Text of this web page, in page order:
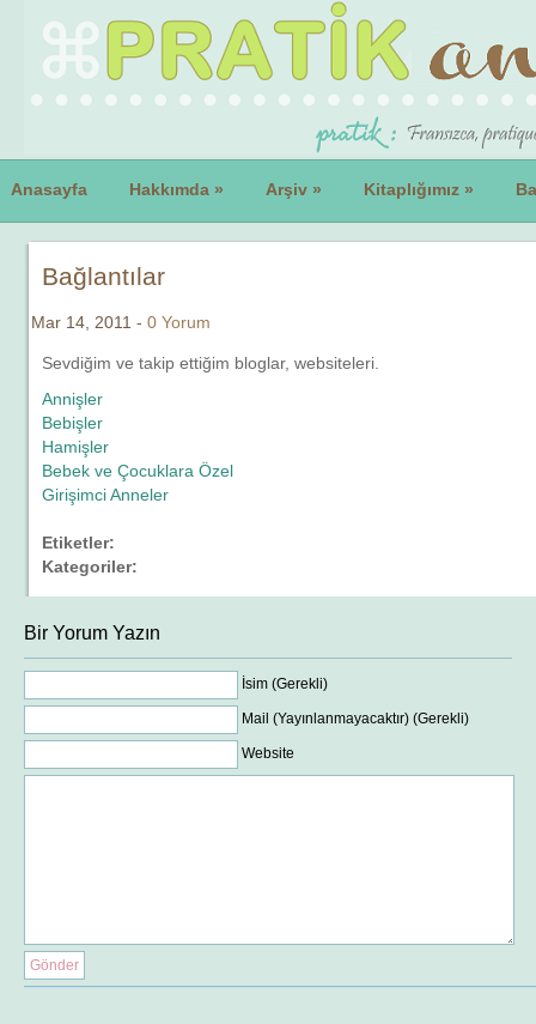
Anasayfa Hakkımda » Arşiv » Kitaplığımız »
Bağlantılar
Mar 14, 2011 - 0 Yorum
Sevdiğim ve takip ettiğim bloglar, websiteleri.
Annişler
Bebişler
Hamişler
Bebek ve Çocuklara Özel
Girişimci Anneler
Etiketler:
Kategoriler:
Bir Yorum Yazın
İsim (Gerekli)
Mail (Yayınlanmayacaktır) (Gerekli)
Website